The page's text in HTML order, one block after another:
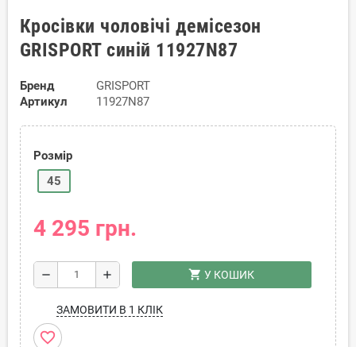
Кросівки чоловічі демісезон
GRISPORT синій 11927N87
Бренд
GRISPORT
Артикул
11927N87
Розмір
45
4 295 грн.
remove add shopping_cart У КОШИК
ЗАМОВИТИ В 1 КЛІК
favorite_border